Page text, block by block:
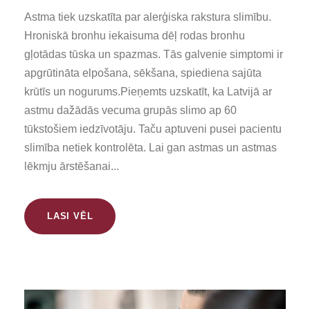
Astma tiek uzskatīta par alerģiska rakstura slimību.
Hroniskā bronhu iekaisuma dēļ rodas bronhu
gļotādas tūska un spazmas. Tās galvenie simptomi ir
apgrūtināta elpošana, sēkšana, spiediena sajūta
krūtīs un nogurums.Pieņemts uzskatīt, ka Latvijā ar
astmu dažādās vecuma grupās slimo ap 60
tūkstošiem iedzīvotāju. Taču aptuveni pusei pacientu
slimība netiek kontrolēta. Lai gan astmas un astmas
lēkmju ārstēšanai...
LASI VĒL